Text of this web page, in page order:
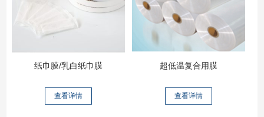
纸巾膜/乳白纸巾膜
查看详情
超低温复合用膜
查看详情